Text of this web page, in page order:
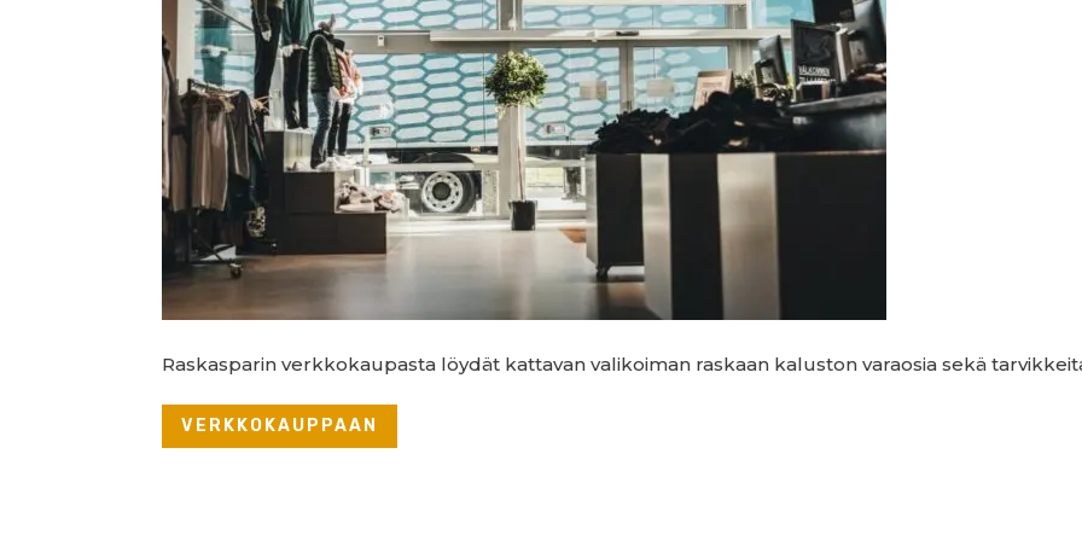
Raskasparin verkkokaupasta löydät kattavan valikoiman raskaan kaluston varaosia sekä
VERKKOKAUPPAAN